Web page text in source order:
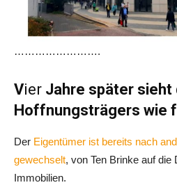
…………………….
Vier Jahre später sieht
Hoffnungsträgers wie
Der Eigentümer ist bereits nach
gewechselt, von Ten Brinke auf die
Immobilien.